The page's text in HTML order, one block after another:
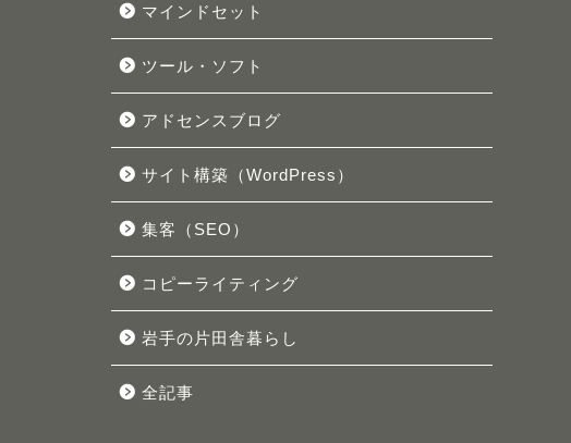
マインドセット
ツール・ソフト
アドセンスブログ
サイト構築（WordPress）
集客（SEO）
コピーライティング
岩手の片田舎暮らし
全記事